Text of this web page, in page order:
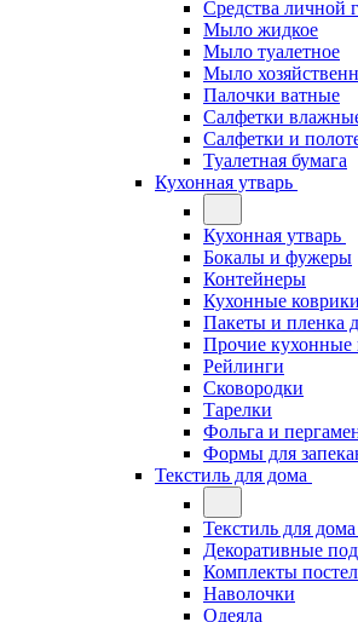
Средства личной
Мыло жидкое
Мыло туалетное
Мыло
Палочки ватные
Салфетки
Салфетки и
Туалетная бумага
Кухонная утварь
Кухонная утварь
Бокалы и фужеры
Контейнеры
Кухонные коврики
Пакеты и пленка
Прочие кухонные
Рейлинги
Сковородки
Тарелки
Фольга и
Формы для
Текстиль для дома
Текстиль для дома
Декоративные
Комплекты
Наволочки
Одеяла